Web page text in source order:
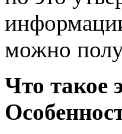
можно
Что такое